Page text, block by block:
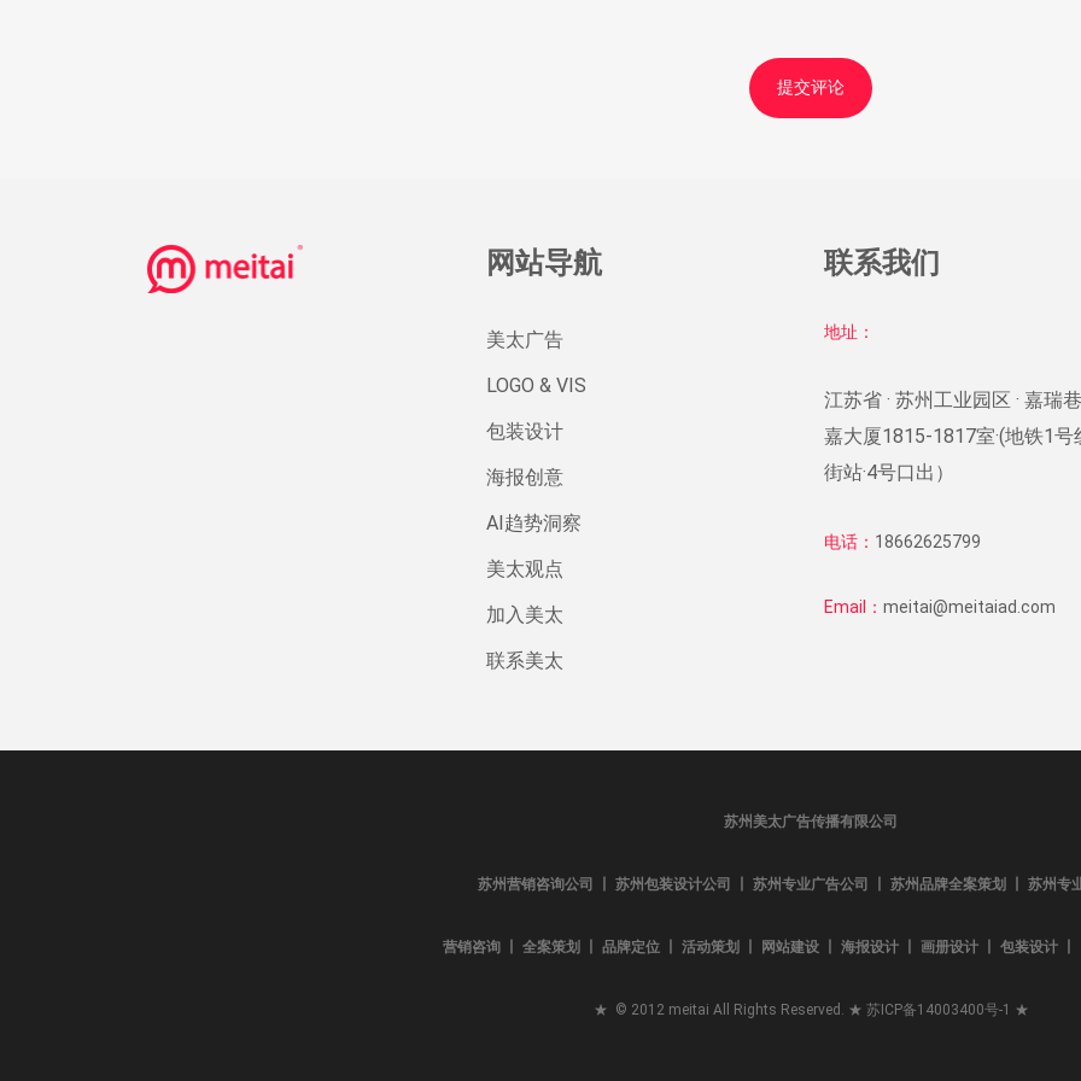
网站导航
美太广告
LOGO & VIS
包装设计
海报创意
AI趋势洞察
美太观点
加入美太
联系美太
联系我们
地址：
江苏省 · 苏州工业园区 · 嘉瑞
嘉大厦1815-1817室·(地铁1号
街站·4号口出）
电话： 18662625799
Email： meitai@meitaiad.com
苏州美太广告传播有限公司
苏州营销咨询公司 丨 苏州包装设计公司 丨 苏州专业广告公司 丨 苏州品牌全案策划 丨 苏州专
营销咨询 丨 全案策划 丨 品牌定位 丨 活动策划 丨 网站建设 丨 海报设计 丨 画册设计 丨 包装设计
★ © 2012 meitai All Rights Reserved. ★ 苏ICP备14003400号-1 ★